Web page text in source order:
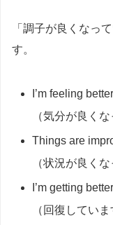
「調子が良くなっ
す。
I’m feeling
（気分が良く
Things are
（状況が良く
I’m getting
（回復していま